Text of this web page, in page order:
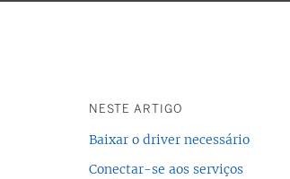
NESTE ARTIGO
Baixar o driver necessário
Conectar-se aos serviços